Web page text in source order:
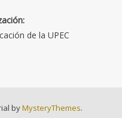
de la UPEC
byMysteryThemes.